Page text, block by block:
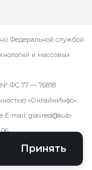
Принять
Федеральной службой
и массовых
ФС 77 — 76818.
«ОнлайнИнфо».
E-mail: glavred@kub-
.